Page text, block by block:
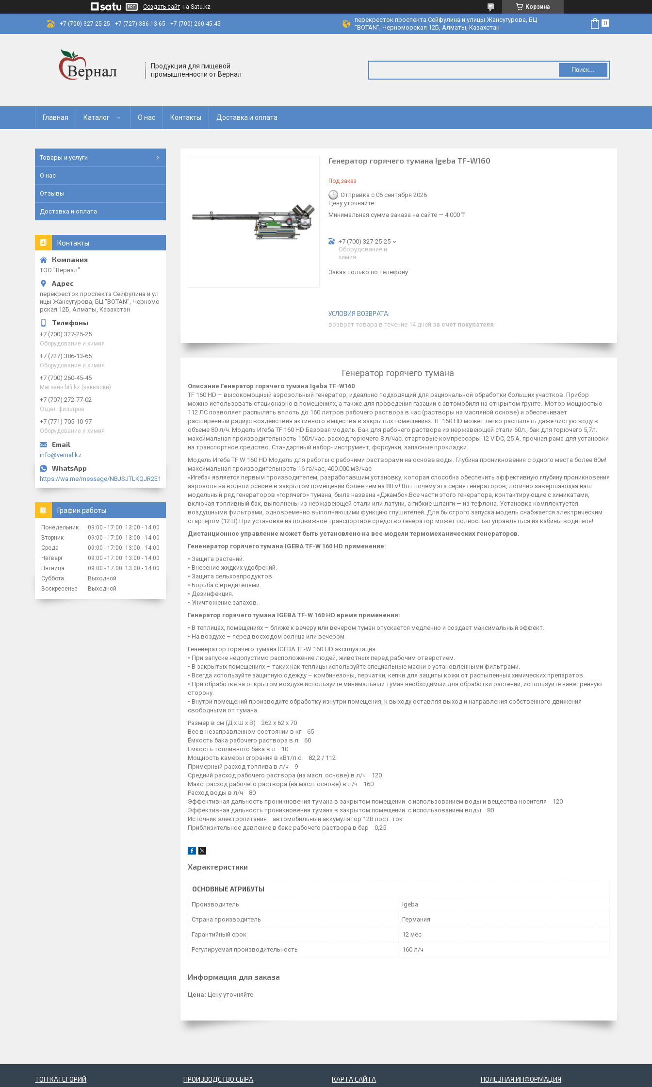
Создать сайт на Satu.kz Корзина
+7 (700) 327-25-25 +7 (727) 386-13-65 +7 (700) 260-45-45
перекресток проспекта Сейфулина и улицы Жансугурова, БЦ
"BOTAN", Черноморская 12Б, Алматы, Казахстан
Продукция для пищевой
промышленности от Вернал
Поиск...
Главная Каталог О нас Контакты Доставка и оплата
Генератор горячего тумана Igeba TF-W160
Под заказ
Отправка с 06 сентября 2026
Цену уточняйте
Минимальная сумма заказа на сайте — 4 000 ₸
+7 (700) 327-25-25
Оборудование и
химия
Заказ только по телефону
возврат товара в течение 14 дней за счет покупателя
Генератор горячего тумана
Описание Генератор горячего тумана Igeba TF-W160
TF 160 HD – высокомощный аэрозольный генератор, идеально подходящий для рациональной обработки больших участков. Прибор
можно использовать стационарно в помещениях, а также для проведения газации с автомобиля на открытом грунте. Мотор мощностью
112 ЛС позволяет распылять вплоть до 160 литров рабочего раствора в час (растворы на масляной основе) и обеспечивает
расширенный радиус воздействия активного вещества в закрытых помещениях. TF 160 HD может легко распылять даже чистую воду в
объеме 80 л/ч. Модель Игеба TF 160 HD Базовая модель. Бак для рабочего раствора из нержавеющей стали 60л., бак для горючего 5,7л.
максимальная производительность 1б0л/час. расход горючего 8 л/час. стартовые компрессоры 12 V DC, 25 А. прочная рама для установки
на транспортное средство. Стандартный набор- инструмент, форсунки, запасные прокладки.
Модель Игеба TF W 160 HD Модель для работы с рабочими растворами на основе воды. Глубина проникновения с одного места более 80м!
максимальная производительность 16 га/час, 400.000 мЗ/час
«Игеба» является первым производителем, разработавшим установку, которая способна обеспечить эффективную глубину проникновения
аэрозоля на водной основе в закрытом помещении более чем на 80 м! Вот почему эта серия генераторов, логично завершающая наш
модельный ряд генераторов «горячего» тумана, была названа «Джамбо».Все части этого генератора, контактирующие с химикатами,
включая топливный бак, выполнены из нержавеющей стали или латуни, а гибкие шланги — из тефлона. Установка комплектуется
воздушными фильтрами, одновременно выполняющими функцию глушителей. Для быстрого запуска модель снабжается электрическим
стартером (12 В).При установке на подвижное транспортное средство генератор может полностью управляться из кабины водителя!
Дистанционное управление может быть установлено на все модели термомеханических генераторов.
Гененератор горячего тумана IGEBA TF-W 160 HD применение:
• Защита растений.
• Внесение жидких удобрений.
• Защита сельхозпродуктов.
• Борьба с вредителями.
• Дезинфекция.
• Уничтожение запахов.
Генератор горячего тумана IGEBA TF-W 160 HD время применения:
• В теплицах, помещениях – ближе к вечеру или вечером туман опускается медленно и создает максимальный эффект.
• На воздухе – перед восходом солнца или вечером.
Гененератор горячего тумана IGEBA TF-W 160 HD эксплуатация:
• При запуске недопустимо расположение людей, животных перед рабочим отверстием.
• В закрытых помещениях – таких как теплицы используйте специальные маски с установленными фильтрами.
• Всегда используйте защитную одежду – комбинезоны, перчатки, кепки для защиты кожи от распыленных химических препаратов.
• При обработке на открытом воздухе используйте минимальный туман необходимый для обработки растений, используйте наветренную
сторону.
• Внутри помещений производите обработку изнутри помещения, к выходу оставляя выход и направления собственного движения
свободными от тумана.
Размер в см (Д x Ш x В) 262 x 62 x 70
Вес в незаправленном состоянии в кг 65
Ёмкость бака рабочего раствора в л 60
Ёмкость топливного бака в л 10
Мощность камеры сгорания в кВт/л.с. 82,2 / 112
Примерный расход топлива в л/ч 9
Средний расход рабочего раствора (на масл. основе) в л/ч 120
Макс. расход рабочего раствора (на масл. основе) в л/ч 160
Расход воды в л/ч 80
Эффективная дальность проникновения тумана в закрытом помещении с использованием воды и вещества-носителя 120
Эффективная дальность проникновения тумана в закрытом помещении с использованием воды 80
Источник электропитания автомобильный аккумулятор 12В пост. ток
Приблизительное давление в баке рабочего раствора в бар 0,25
Характеристики
ОСНОВНЫЕ АТРИБУТЫ
Производитель Igeba
Страна производитель Германия
Гарантийный срок 12 мес
Регулируемая производительность 160 л/ч
Информация для заказа
Цена: Цену уточняйте
Товары и услуги
О нас
Отзывы
Доставка и оплата
Контакты
ТОО "Вернал"
перекресток проспекта Сейфулина и ул
ицы Жансугурова, БЦ "BOTAN", Черномо
рская 12Б, Алматы, Казахстан
+7 (700) 327-25-25
Оборудование и химия
+7 (727) 386-13-65
Оборудование и химия
+7 (700) 260-45-45
Магазин bifi.kz (закваски)
+7 (707) 272-77-02
Отдел фильтров
+7 (771) 705-10-97
Оборудование и химия
info@vernal.kz
https://wa.me/message/NBJSJTLKQJR2E1
График работы
Понедельник 09:00 17:00 13:00
14:00
Вторник
09:00 17:00 13:00
14:00
Среда
09:00 17:00 13:00
14:00
Четверг
09:00 17:00 13:00
14:00
Пятница
09:00 17:00 13:00
14:00
Суббота
Выходной
Воскресенье
Выходной
ТОП КАТЕГОРИЙ ПРОИЗВОДСТВО СЫРА КАРТА САЙТА ПОЛЕЗНАЯ ИНФОРМАЦИЯ